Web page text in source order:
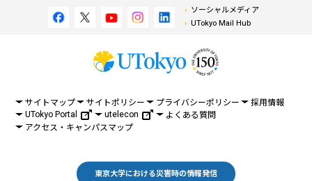
ソーシャルメディア
UTokyo Mail Hub
サイトマップ サイトポリシー プライバシーポリシー
採用情報
UTokyo Portal
utelecon
よくある質問
アクセス・キャンパスマップ
東京大学における災害時の情報発信